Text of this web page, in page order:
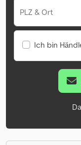
PLZ & Ort
Ich bin